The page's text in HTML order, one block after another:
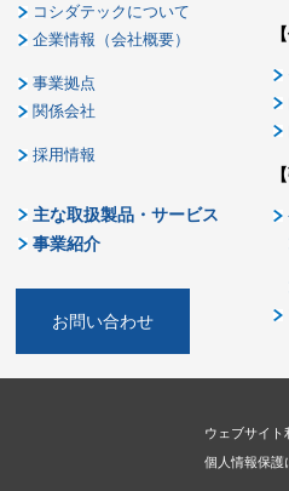
コシダテックについて
企業情報（会社概要）
事業拠点
関係会社
採用情報
主な取扱製品・サービス
事業紹介
お問い合わせ
ウェブサイト
個人情報保護